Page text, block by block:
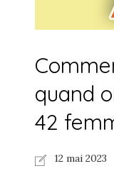
quand
42
12 mai 2023